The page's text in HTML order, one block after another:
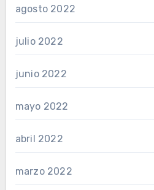
agosto 2022
julio 2022
junio 2022
mayo 2022
abril 2022
marzo 2022